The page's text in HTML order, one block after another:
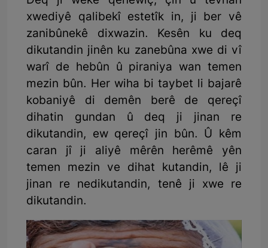
xwediyê qalibekî estetîk in, ji ber vê
zanibûnekê dixwazin. Kesên ku deq
dikutandin jinên ku zanebûna xwe di vî
warî de hebûn û piraniya wan temen
mezin bûn. Her wiha bi taybet li bajarê
kobaniyê di demên berê de qereçî
dihatin gundan û deq ji jinan re
dikutandin, ew qereçî jin bûn. Û kêm
caran jî ji aliyê mêrên herêmê yên
temen mezin ve dihat kutandin, lê ji
jinan re nedikutandin, tenê ji xwe re
dikutandin.